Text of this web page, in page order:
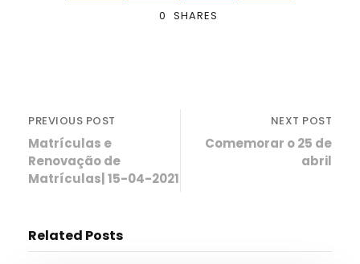
0 SHARES
PREVIOUS POST
Matrículas e
Renovação de
Matrículas| 15-04-2021
NEXT POST
Comemorar o 25 de
abril
Related Posts
Informações,Notícias